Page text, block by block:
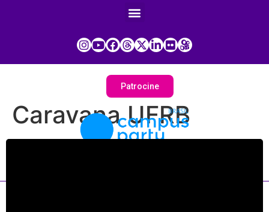
Patrocine
Caravana UFRB